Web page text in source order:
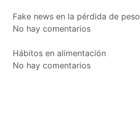
Fake news en la pérdida de peso
No hay comentarios
Hábitos en alimentación
No hay comentarios